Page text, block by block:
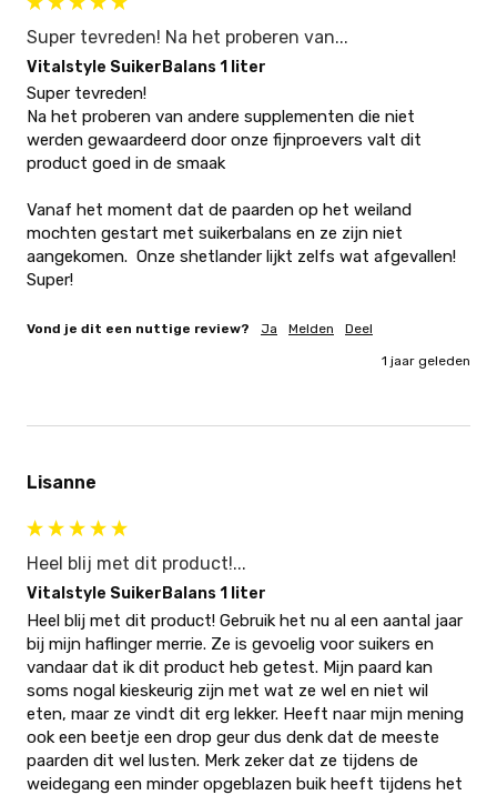
Super tevreden! Na het proberen van...
Vitalstyle SuikerBalans 1 liter
Super tevreden!
Na het proberen van andere supplementen die niet
werden gewaardeerd door onze fijnproevers valt dit
product goed in de smaak
Vanaf het moment dat de paarden op het weiland
mochten gestart met suikerbalans en ze zijn niet
aangekomen.  Onze shetlander lijkt zelfs wat afgevallen!
Super!
Vond je dit een nuttige review? Ja Melden Deel
1 jaar geleden
Lisanne
Heel blij met dit product!...
Vitalstyle SuikerBalans 1 liter
Heel blij met dit product! Gebruik het nu al een aantal jaar
bij mijn haflinger merrie. Ze is gevoelig voor suikers en
vandaar dat ik dit product heb getest. Mijn paard kan
soms nogal kieskeurig zijn met wat ze wel en niet wil
eten, maar ze vindt dit erg lekker. Heeft naar mijn mening
ook een beetje een drop geur dus denk dat de meeste
paarden dit wel lusten. Merk zeker dat ze tijdens de
weidegang een minder opgeblazen buik heeft tijdens het